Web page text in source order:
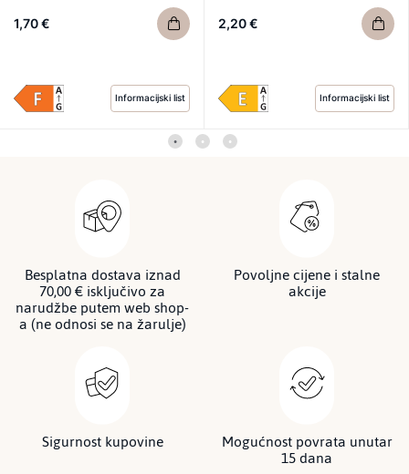
1,70 €
Informacijski list
2,20 €
Informacijski list
Besplatna dostava iznad
70,00 € isključivo za
narudžbe putem web shop-
a (ne odnosi se na žarulje)
Povoljne cijene i stalne
akcije
Sigurnost kupovine Mogućnost povrata unutar
15 dana